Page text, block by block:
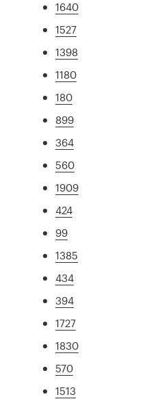
1640
1527
1398
1180
180
899
364
560
1909
424
99
1385
434
394
1727
1830
570
1513